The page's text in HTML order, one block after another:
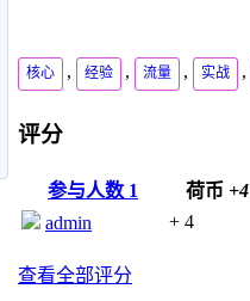
核心 , 经验 , 流量 , 实战 ,
评分
参与人数 1 荷币 +4
admin
+ 4
查看全部评分